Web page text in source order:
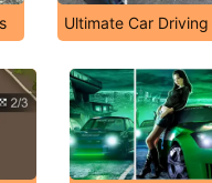
Ultimate Car